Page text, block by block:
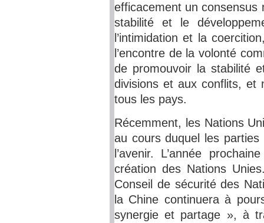
efficacement un consensus
stabilité et le
l’intimidation et la
l’encontre de la volonté
de promouvoir la stabilité
divisions et aux conflits, et
tous les pays.
Récemment, les Nations
au cours duquel les
l’avenir. L’année
création des Nations
Conseil de sécurité des
la Chine continuera à
synergie et partage », à